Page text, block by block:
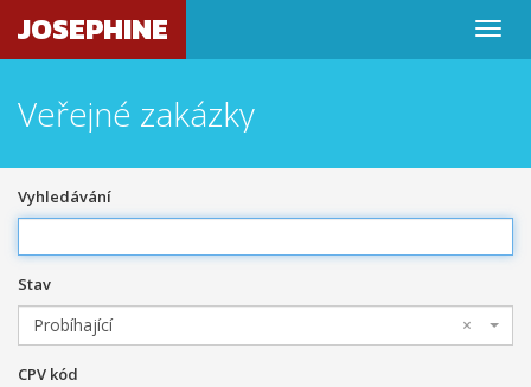
JOSEPHINE
Veřejné zakázky
Vyhledávání
Stav
×
Probíhající
CPV kód